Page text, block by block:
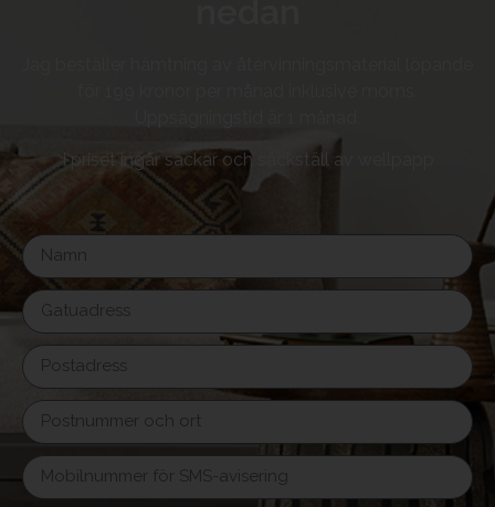
I priset ingår säckar och säckställ av wellpapp